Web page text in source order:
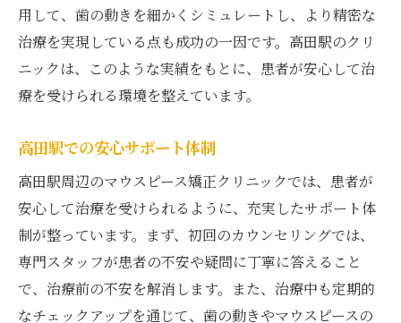
用して、歯の動きを細かくシミュレートし、より精密な
治療を実現している点も成功の一因です。高田駅のクリ
ニックは、このような実績をもとに、患者が安心して治
療を受けられる環境を整えています。
高田駅での安心サポート体制
高田駅周辺のマウスピース矯正クリニックでは、患者が
安心して治療を受けられるように、充実したサポート体
制が整っています。まず、初回のカウンセリングでは、
専門スタッフが患者の不安や疑問に丁寧に答えること
で、治療前の不安を解消します。また、治療中も定期的
なチェックアップを通じて、歯の動きやマウスピースの